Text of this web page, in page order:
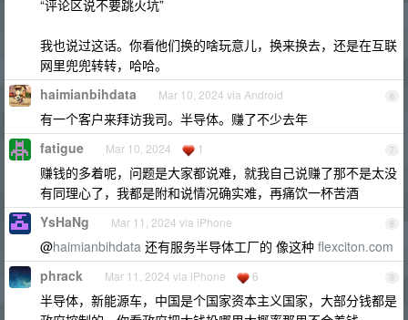
“评论区说不要跳火坑”
我也说过这话。你看他们换的啥玩意儿，换来换去，还是在互联
网里兜兜转转，哈哈。
6
haimianbihdata Mar 10, 2024 via Android
有一个客户来拜访我司。半导体。赚了不少去年
7
fatigue Mar 10, 2024 1
赚钱的多着呢，问题是大家都说难，就我自己说赚了那不是太没
有同理心了，我都是附和说情况确实难，再痛饮一杯苦酒
8
YsHaNg Mar 11, 2024 via iPhone
@haimianbihdata 还有服务半导体工厂的 像这种 flexciton.com
9
phrack Mar 11, 2024 via iPhone 6
半导体，新能源车，中国是个国家资本主义国家，大部分钱都是